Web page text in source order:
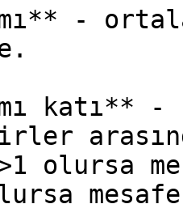
-
katı** -
olursa